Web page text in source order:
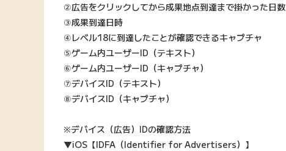
②広告をクリックしてから成果地点到達まで掛かった日数
③成果到達日時
④レベル18に到達したことが確認できるキャプチャ
⑤ゲーム内ユーザーID（テキスト）
⑥ゲーム内ユーザーID（キャプチャ）
⑦デバイスID（テキスト）
⑧デバイスID（キャプチャ）
※デバイス（広告）IDの確認方法
▼iOS【IDFA（Identifier for Advertisers）】